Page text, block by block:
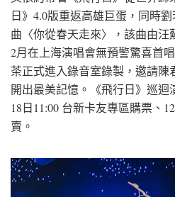
日》4.0版重返高雄巨蛋，同時
曲〈你從春天走來〉，該曲由
2月在上海演唱會無預警驚喜首
茶正式進入錄音室錄製，邀請陳
開出最美記憶。《飛行日》巡迴
18日11:00 台新卡友專區購票、
賣。